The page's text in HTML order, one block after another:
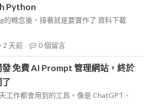
Python
的概念後，接著就是要實作了 資料下載
2 天前 0個留言
發 免費 AI Prompt 管理網站，終於
工作都會用到的工具。像是 ChatGPT、